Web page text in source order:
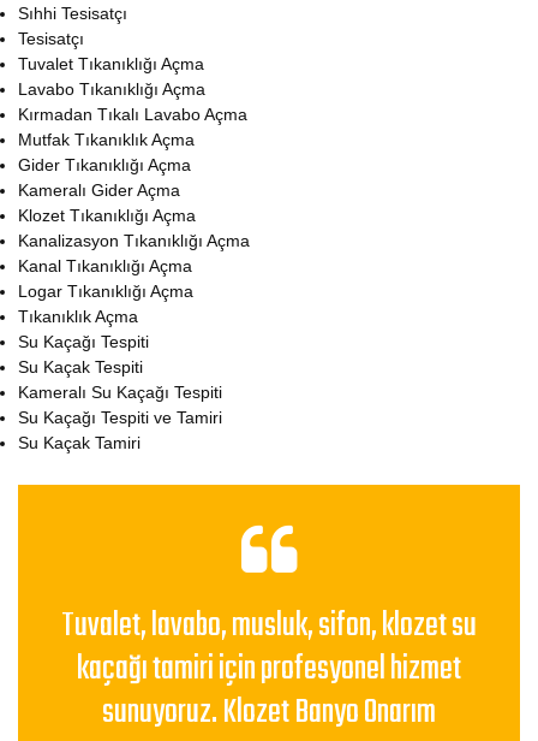
Sıhhi Tesisatçı
Tesisatçı
Tuvalet Tıkanıklığı Açma
Lavabo Tıkanıklığı Açma
Kırmadan Tıkalı Lavabo Açma
Mutfak Tıkanıklık Açma
Gider Tıkanıklığı Açma
Kameralı Gider Açma
Klozet Tıkanıklığı Açma
Kanalizasyon Tıkanıklığı Açma
Kanal Tıkanıklığı Açma
Logar Tıkanıklığı Açma
Tıkanıklık Açma
Su Kaçağı Tespiti
Su Kaçak Tespiti
Kameralı Su Kaçağı Tespiti
Su Kaçağı Tespiti ve Tamiri
Su Kaçak Tamiri
Tuvalet, lavabo, musluk, sifon, klozet su
kaçağı tamiri için profesyonel hizmet
sunuyoruz. Klozet Banyo Onarım